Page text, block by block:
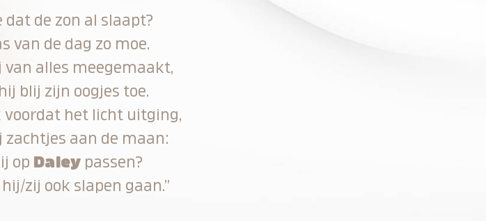
dat de zon al slaapt?
van de dag zo moe.
van alles meegemaakt,
blij zijn oogjes toe.
voordat het licht uitging,
zachtjes aan de maan:
op Daley passen?
zij ook slapen gaan.”